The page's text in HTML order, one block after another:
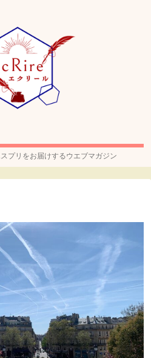
プリをお届けするウエブマガジン